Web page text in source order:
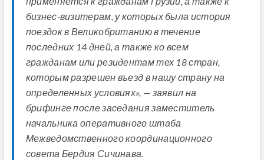
бизнес-визитерам, у которых была история
поездок в Великобританию в течение
последних 14 дней, а также ко всем
гражданам или резидентам тех 18 стран,
которым разрешен въезд в нашу страну на
определенных условиях», — заявил на
брифинге после заседания заместитель
начальника оперативного штаба
Межведомственного координационного
совета Бердия Сичинава.